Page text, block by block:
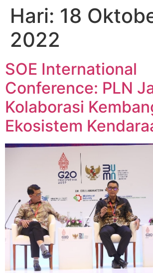
Hari: 18
2022
SOE International
Conference: PLN
Kolaborasi
Ekosistem